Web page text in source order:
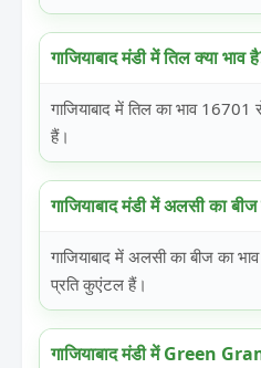
गाजियाबाद मंडी में तिल क्या भाव
गाजियाबाद में तिल का भाव
हैं।
गाजियाबाद मंडी में अलसी का बीज
गाजियाबाद में अलसी का बीज का
प्रति कुएंटल हैं।
गाजियाबाद मंडी में Green